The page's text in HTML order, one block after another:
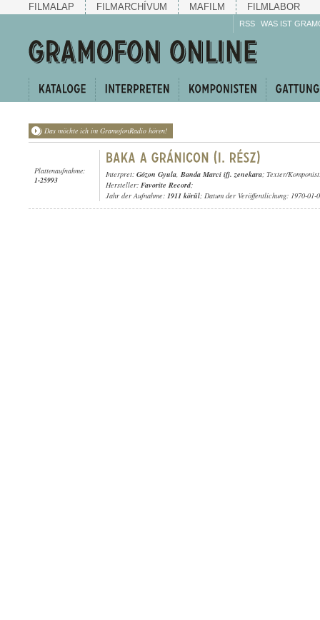
FILMALAP FILMARCHÍVUM MAFILM FILMLABOR
RSS WAS IST
Das möchte ich im GramofonRadio hören!
Plattenaufnahme:
1-25993
Interpret: Gózon Gyula, Banda Marci ifj. zenekara; Texter/
Hersteller: Favorite Record;
Jahr der Aufnahme: 1911 körül; Datum der Veröffentlichung: 1970-01-